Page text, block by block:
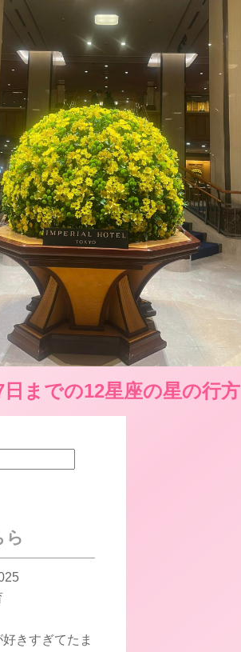
日までの12星座の星の行方
ら
きすぎてたま